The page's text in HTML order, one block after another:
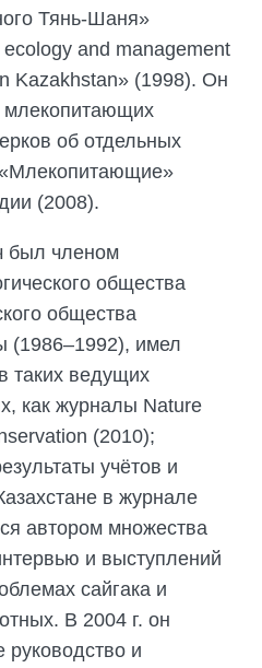
Тянь-Шаня»
and management
Kazakhstan» (1998). Он
млекопитающих
об отдельных
(2008).
был членом
общества
общества
(1986–1992), имел
таких ведущих
как журналы Nature
(2010);
учётов и
в журнале
автором множества
и выступлений
сайгака и
В 2004 г. он
руководство и